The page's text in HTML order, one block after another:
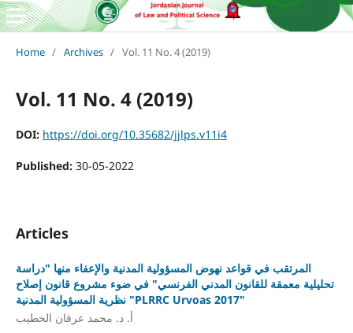
Home / Archives / Vol. 11 No. 4 (2019)
Vol. 11 No. 4 (2019)
DOI: https://doi.org/10.35682/jjlps.v11i4
Published: 30-05-2022
Articles
المرتقب في قواعد نهوض المسؤولية المدنية والإعفاء منها "دراسة
تحليلية معمقة للقانون المدني الفرنسي" في ضوء مشروع قانون إصلاح
نظرية المسؤولية المدنية "PLRRC Urvoas 2017"
أ. د. محمد عرفان الخطيب